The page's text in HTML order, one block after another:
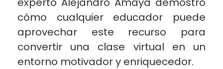
cómo cualquier educador puede
aprovechar este recurso para
convertir una clase virtual en un
entorno motivador y enriquecedor.